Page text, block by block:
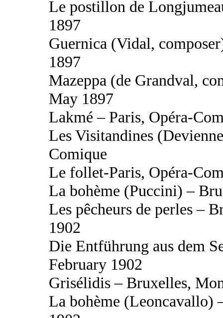
Le postillon de
1897
Guernica (Vidal,
1897
Mazeppa (de Grandval,
May 1897
Lakmé – Paris, Opéra-
Les Visitandines
Comique
Le follet-Paris, Opéra-
La bohème (Puccini) –
Les pêcheurs de perles –
1902
Die Entführung aus dem
February 1902
Grisélidis – Bruxelles,
La bohème (Leoncavallo)